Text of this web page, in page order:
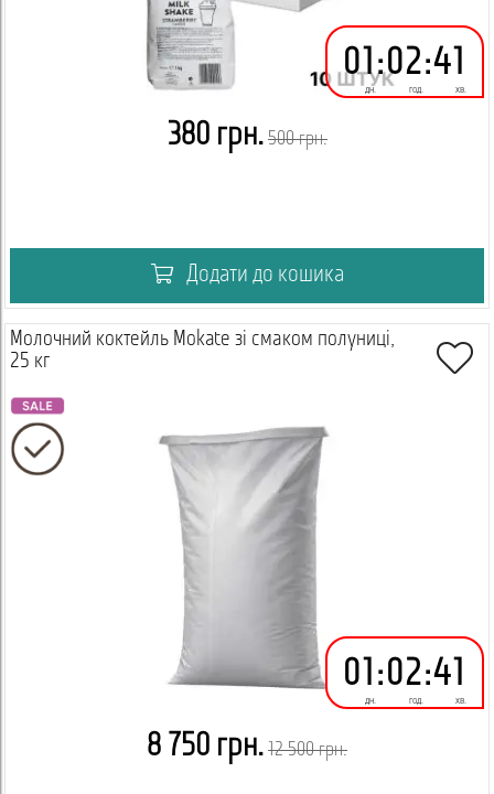
01
дн.
:02
год.
:41
хв.
380 грн. 500 грн.
Додати до кошика
Молочний коктейль Mokate зі смаком полуниці,
25 кг
01
дн.
:02
год.
:41
хв.
8 750 грн. 12 500 грн.